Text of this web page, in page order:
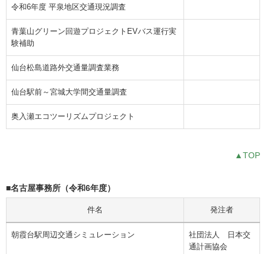
令和6年度 平泉地区交通現況調査
青葉山グリーン回遊プロジェクトEVバス運行実
験補助
仙台松島道路外交通量調査業務
仙台駅前～宮城大学間交通量調査
奥入瀬エコツーリズムプロジェクト
▲TOP
■名古屋事務所（令和6年度）
件名 発注者
朝霞台駅周辺交通シミュレーション
社団法人 日本交
通計画協会